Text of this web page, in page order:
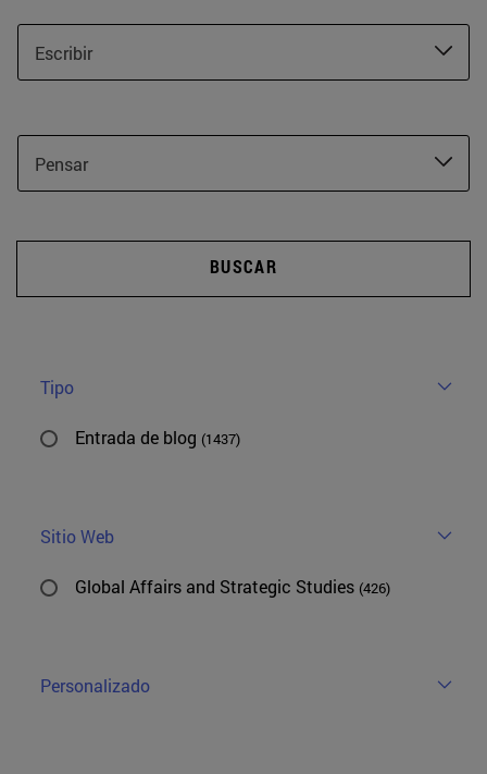
Escribir
Pensar
BUSCAR
Tipo
Entrada de blog (1437)
Sitio Web
Global Affairs and Strategic Studies (426)
Personalizado